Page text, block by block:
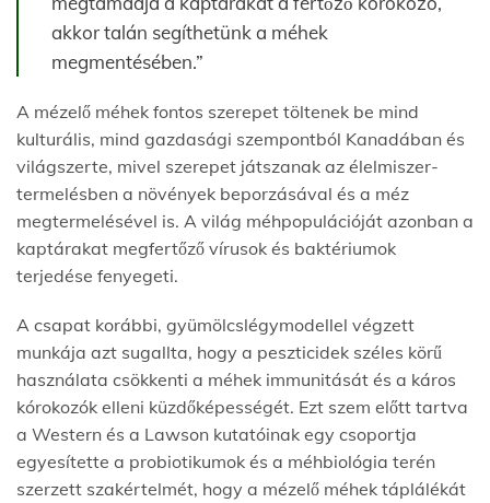
akkor talán segíthetünk a méhek
megmentésében.”
A mézelő méhek fontos szerepet töltenek be mind
kulturális, mind gazdasági szempontból Kanadában és
világszerte, mivel szerepet játszanak az élelmiszer-
termelésben a növények beporzásával és a méz
megtermelésével is. A világ méhpopulációját azonban a
kaptárakat megfertőző vírusok és baktériumok
terjedése fenyegeti.
A csapat korábbi, gyümölcslégymodellel végzett
munkája azt sugallta, hogy a peszticidek széles körű
használata csökkenti a méhek immunitását és a káros
kórokozók elleni küzdőképességét. Ezt szem előtt tartva
a Western és a Lawson kutatóinak egy csoportja
egyesítette a probiotikumok és a méhbiológia terén
szerzett szakértelmét, hogy a mézelő méhek táplálékát